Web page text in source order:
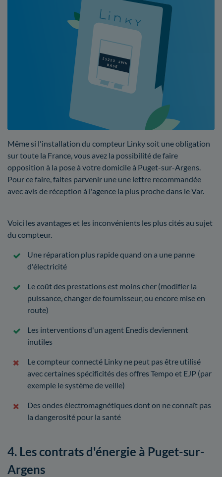
Même si l'installation du compteur Linky soit une obligation
sur toute la France, vous avez la possibilité de faire
opposition à la pose à votre domicile à Puget-sur-Argens.
Pour ce faire, faites parvenir une une lettre recommandée
avec avis de réception à l'agence la plus proche dans le Var.
Voici les avantages et les inconvénients les plus cités au sujet
du compteur.
Une réparation plus rapide quand on a une panne
d'électricité
Le coût des prestations est moins cher (modifier la
puissance, changer de fournisseur, ou encore mise en
route)
Les interventions d'un agent Enedis deviennent
inutiles
Le compteur connecté Linky ne peut pas être utilisé
avec certaines spécificités des offres Tempo et EJP (par
exemple le système de veille)
Des ondes électromagnétiques dont on ne connaît pas
la dangerosité pour la santé
4. Les contrats d'énergie à Puget-sur-
Argens